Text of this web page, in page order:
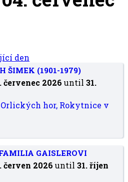
den
ŠIMEK (1901-1979)
červenec 2026 until31.
hor, Rokytnice v
GAISLEROVI
červen 2026 until31. říjen